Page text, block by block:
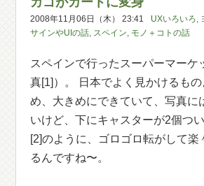
2008年11月06日（木） 23:41 UXいろいろ,
サインやUIの話, スペイン, モノ＋コトの話
スペインで行ったスーパーマーケ
真[1]）。 日本でよく見かけるも
め、大きめにできていて、写真に
いけど、下にキャスターが2個つ
[2]のように、ゴロゴロ転がして楽
るんですね〜。